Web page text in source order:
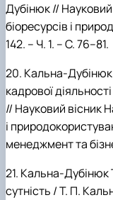
Дубінюк // Науковий
біоресурсів і
142. – Ч. 1. – С. 76–81.
20. Кальна-Дубінюк
кадрової діяльності
// Науковий вісник
і
менеджмент та
21. Кальна-Дубінюк
сутність /Т. П.